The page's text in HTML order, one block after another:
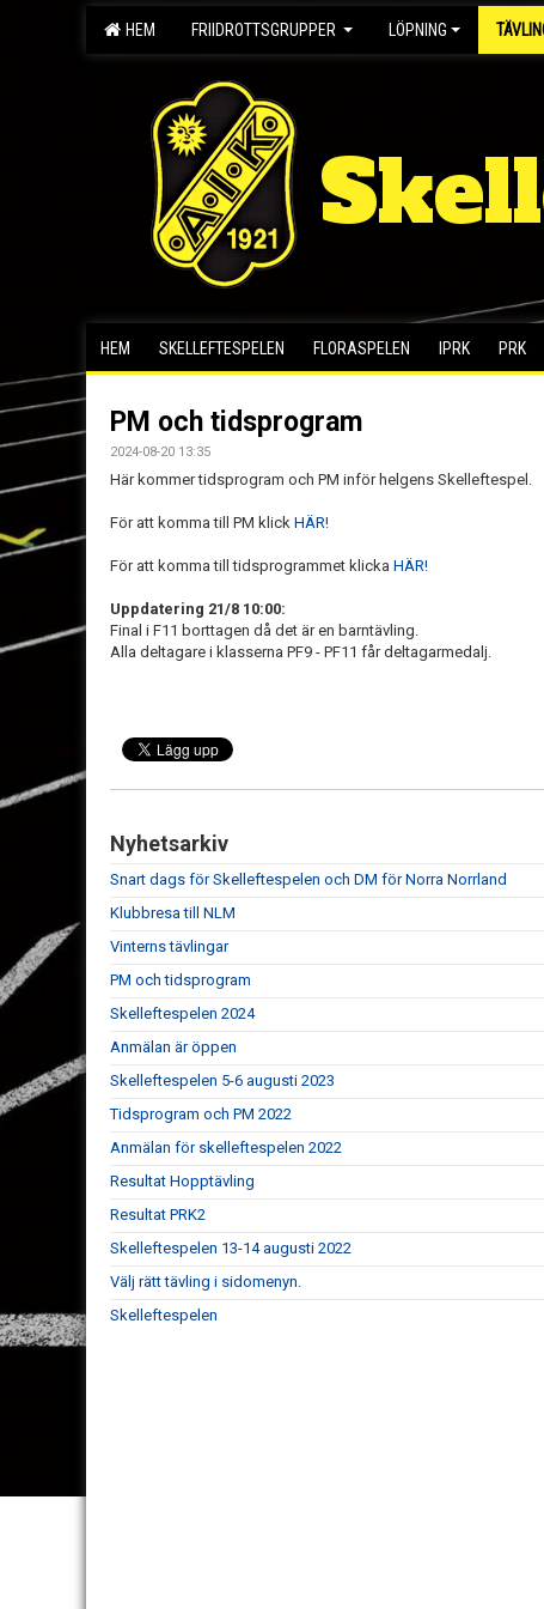
HEM FRIIDROTTSGRUPPER LÖPNING
HEM SKELLEFTESPELEN FLORASPELEN IPRK PRK
PM och tidsprogram
2024-08-20 13:35
Här kommer tidsprogram och PM inför helgens Skelleftespel.
För att komma till PM klick HÄR!
För att komma till tidsprogrammet klicka HÄR!
Uppdatering 21/8 10:00:
Final i F11 borttagen då det är en barntävling.
Alla deltagare i klasserna PF9 - PF11 får deltagarmedalj.
Nyhetsarkiv
Snart dags för Skelleftespelen och DM för Norra Norrland
Klubbresa till NLM
Vinterns tävlingar
PM och tidsprogram
Skelleftespelen 2024
Anmälan är öppen
Skelleftespelen 5-6 augusti 2023
Tidsprogram och PM 2022
Anmälan för skelleftespelen 2022
Resultat Hopptävling
Resultat PRK2
Skelleftespelen 13-14 augusti 2022
Välj rätt tävling i sidomenyn.
Skelleftespelen